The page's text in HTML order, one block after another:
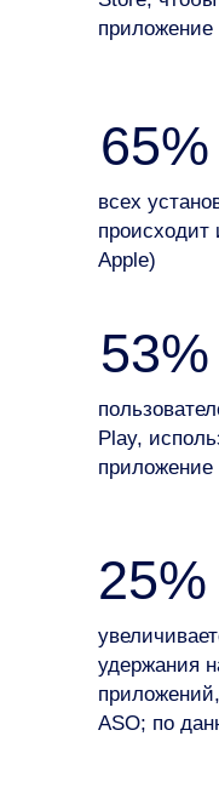
65%
всех
происходит
Apple)
53%
Play,
25%
удержания
ASO; по